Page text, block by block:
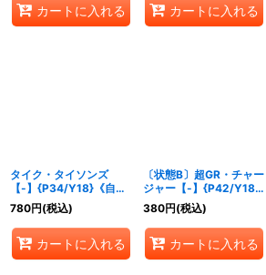
カートに入れる カートに入れる
タイク・タイソンズ
【-】{P34/Y18}《自
然》
780円(税込)
カートに入れる
〔状態B〕超GR・チャー
ジャー【-】{P42/Y18}
《自然》
380円(税込)
カートに入れる